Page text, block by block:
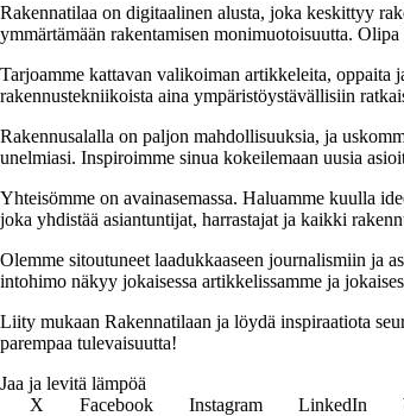
Rakennatilaa on digitaalinen alusta, joka keskittyy
ymmärtämään rakentamisen monimuotoisuutta.
Tarjoamme kattavan valikoiman artikkeleita, oppaita
rakennustekniikoista aina ympäristöystävällisiin
Rakennusalalla on paljon mahdollisuuksia, ja
unelmiasi. Inspiroimme sinua kokeilemaan uusia
Yhteisömme on avainasemassa. Haluamme kuulla
joka yhdistää asiantuntijat, harrastajat ja kaikki
Olemme sitoutuneet laadukkaaseen journalismiin ja
intohimo näkyy jokaisessa artikkelissamme ja
Liity mukaan Rakennatilaan ja löydä inspiraatiota
parempaa tulevaisuutta!
Jaa ja levitä lämpöä
X
Facebook Instagram LinkedIn